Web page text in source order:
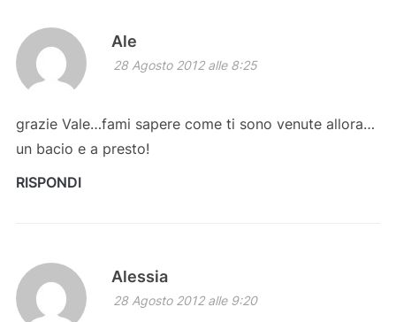
Ale
28 Agosto 2012 alle 8:25
grazie Vale…fami sapere come ti sono venute allora…
un bacio e a presto!
RISPONDI
Alessia
28 Agosto 2012 alle 9:20